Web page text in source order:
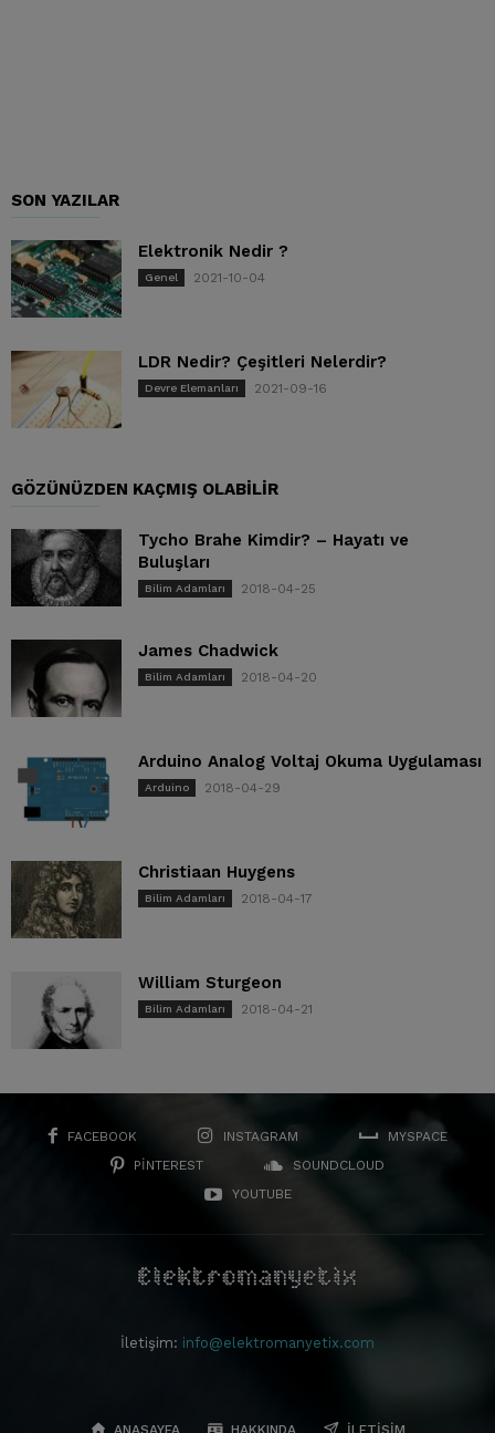
SON YAZILAR
Elektronik Nedir ?
Genel 2021-10-04
LDR Nedir? Çeşitleri Nelerdir?
Devre Elemanları 2021-09-16
GÖZÜNÜZDEN KAÇMIŞ OLABILIR
Tycho Brahe Kimdir? – Hayatı ve
Buluşları
Bilim Adamları 2018-04-25
James Chadwick
Bilim Adamları 2018-04-20
Arduino Analog Voltaj Okuma Uygulaması
Arduino 2018-04-29
Christiaan Huygens
Bilim Adamları 2018-04-17
William Sturgeon
Bilim Adamları 2018-04-21
FACEBOOK INSTAGRAM
MYSPACE
PINTEREST
SOUNDCLOUD
YOUTUBE
İletişim: info@elektromanyetix.com
ANASAYFA HAKKINDA İLETIŞIM